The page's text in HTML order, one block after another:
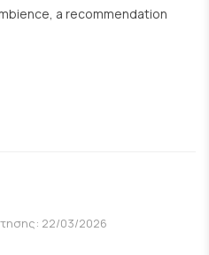
a recommendation
22/03/2026